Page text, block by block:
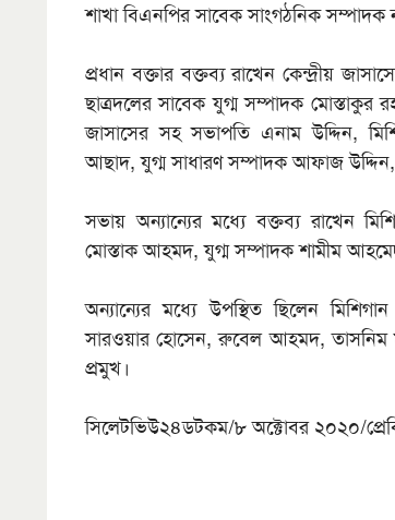
শাখা বিএনপির সাবেক সাংগঠনিক
প্রধান বক্তার বক্তব্য রাখেন কেন্দ্রীয়
ছাত্রদলের সাবেক যুগ্ম সম্পাদক মোস্তাকুর
জাসাসের সহ সভাপতি এনাম উদ্দিন,
আছাদ, যুগ্ম সাধারণ সম্পাদক আফাজ
সভায় অন্যান্যের মধ্যে বক্তব্য রাখেন
মোস্তাক আহমদ, যুগ্ম সম্পাদক শামীম
অন্যান্যের মধ্যে উপস্থিত ছিলেন
সারওয়ার হোসেন, রুবেল আহমদ, তাসনিম
প্রমুখ।
সিলেটভিউ২৪ডটকম/৮ অক্টোবর ২০২০/